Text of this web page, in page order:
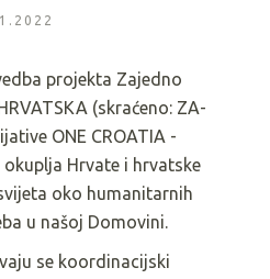
projekta Zajedno
(skraćeno: ZA-
ONE CROATIA -
okuplja Hrvate i hrvatske
oko humanitarnih
u našoj Domovini.
se koordinacijski